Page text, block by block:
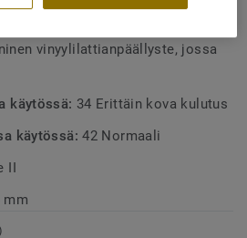
vinyylilattianpäällyste, jossa
käytössä: 34 Erittäin kova kulutus
käytössä:42 Normaali
II
mm